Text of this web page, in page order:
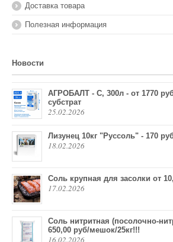
Доставка товара
Полезная информация
Новости
АГРОБАЛТ - С, 300л - от 1770
субстрат
25.02.2026
Лизунец 10кг "Руссоль" - 170
18.02.2026
Соль крупная для засолки от
17.02.2026
Соль нитритная (посолочно-
650,00 руб/мешок/25кг!!!
16.02.2026